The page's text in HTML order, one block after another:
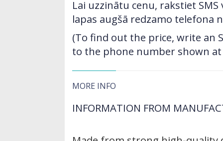
Lai uzzinātu cenu, rakstiet
lapas augšā redzamo telefona
(To find out the price, write an
to the phone number shown
MORE INFO
INFORMATION FROM